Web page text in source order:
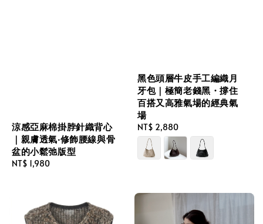
涼感亞麻棉掛脖針織背心
｜親膚透氣‧修飾腰線與骨
盆的小鬆弛版型
Regular
NT$ 1,980
黑色頭層牛皮手工編織月
牙包｜極簡老錢黑・撐住
百搭又高雅氣場的經典氣
場
Regular
price
NT$ 2,880